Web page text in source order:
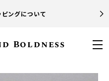
ングについて
Boldness